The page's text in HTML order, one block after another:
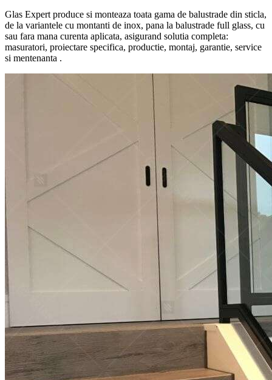
Glas Expert produce si monteaza toata gama de balustrade din sticla,
de la variantele cu montanti de inox, pana la balustrade full glass, cu
sau fara mana curenta aplicata, asigurand solutia completa:
masuratori, proiectare specifica, productie, montaj, garantie, service
si mentenanta .